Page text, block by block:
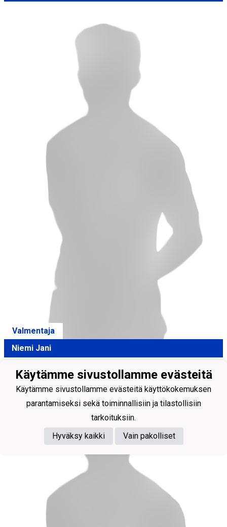
Valmentaja
Niemi Jani
Käytämme sivustollamme evästeitä
Käytämme sivustollamme evästeitä käyttökokemuksen
parantamiseksi sekä toiminnallisiin ja tilastollisiin
tarkoituksiin.
Hyväksy kaikki
Vain pakolliset